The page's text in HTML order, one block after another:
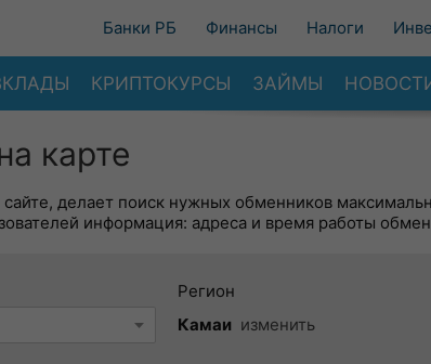
Банки РБ Финансы Налоги
КРИПТОКУРСЫ ЗАЙМЫ
карте
делает поиск нужных обменников
информация: адреса и время работы
Регион
Камаи изменить